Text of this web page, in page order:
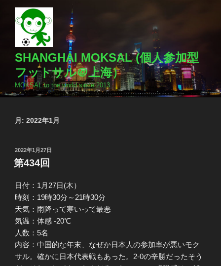
ッ
SHANGHAI MOKSAL (個人参加型
フットサル＠上海）
MOKSAL to the world since 2013
月: 2022年1月
投
稿
日:
2022年1月27日
第434回
日付：1月27日(木）
時刻：19時30分～21時30分
天気：雨降って寒いって最悪
気温：体感 -20℃
人数：5名
内容：中国的な年末、なぜか日本人の参加率が悪いモク
サル。確かに日本代表戦もあった。2-0の辛勝だったそう